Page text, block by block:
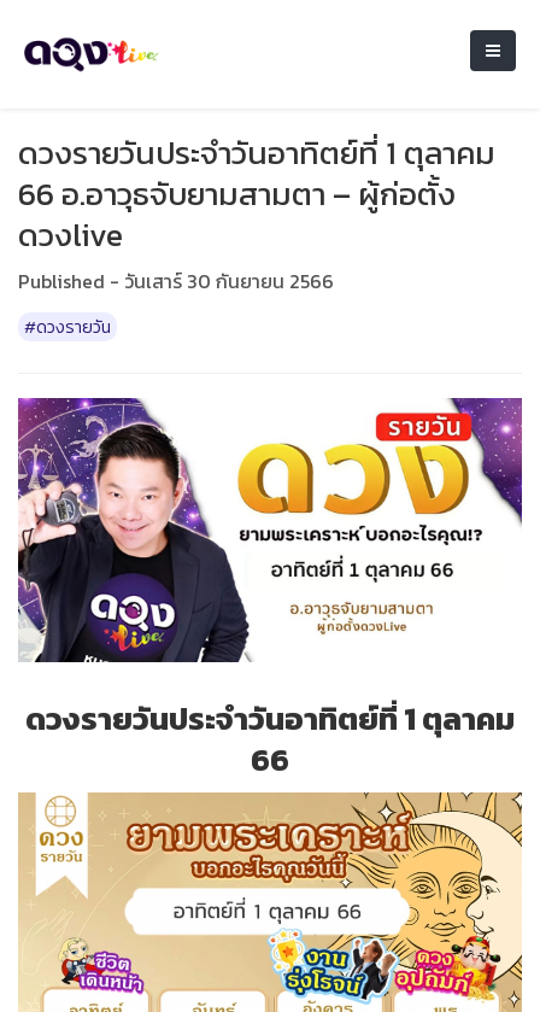
ดวงรายวันประจำวันอาทิตย์ที่ 1 ตุลาคม
66 อ.อาวุธจับยามสามตา – ผู้ก่อตั้ง
ดวงlive
Published - วันเสาร์ 30 กันยายน 2566
#ดวงรายวัน
ดวงรายวันประจำวันอาทิตย์ที่ 1 ตุลาคม
66